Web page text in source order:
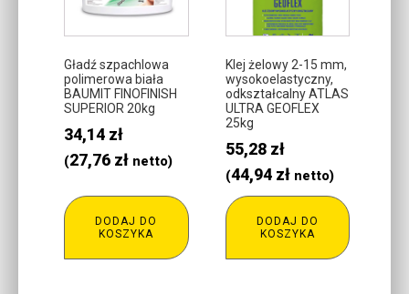
Gładź szpachlowa
polimerowa biała
BAUMIT FINOFINISH
SUPERIOR 20kg
34,14 zł
(27,76 zł netto)
DODAJ DO
KOSZYKA
Klej żelowy 2-15 mm,
wysokoelastyczny,
odkształcalny ATLAS
ULTRA GEOFLEX
25kg
55,28 zł
(44,94 złnetto)
DODAJ DO
KOSZYKA